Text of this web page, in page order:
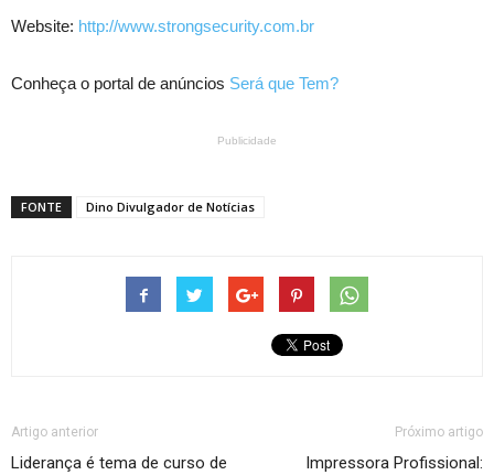
Website: http://www.strongsecurity.com.br
Conheça o portal de anúncios Será que Tem?
Publicidade
FONTE Dino Divulgador de Notícias
Artigo anterior
Liderança é tema de curso de
Próximo artigo
Impressora Profissional: